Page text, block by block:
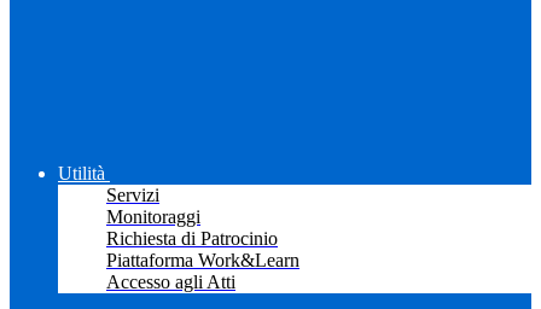
Utilità
Servizi
Monitoraggi
Richiesta di Patrocinio
Piattaforma Work&Learn
Accesso agli Atti